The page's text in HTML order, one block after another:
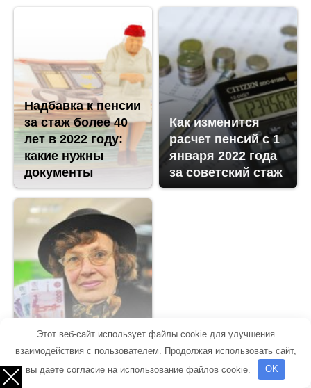
Надбавка к пенсии
за стаж более 40
лет в 2022 году:
какие нужны
документы
Как изменится
расчет пенсий с 1
января 2022 года
за советский стаж
Надбавки к пенсии
за непрерывный
Этот веб-сайт использует файлы cookie для улучшения
взаимодействия с пользователем. Продолжая использовать сайт,
вы даете согласие на использование файлов cookie.
OK